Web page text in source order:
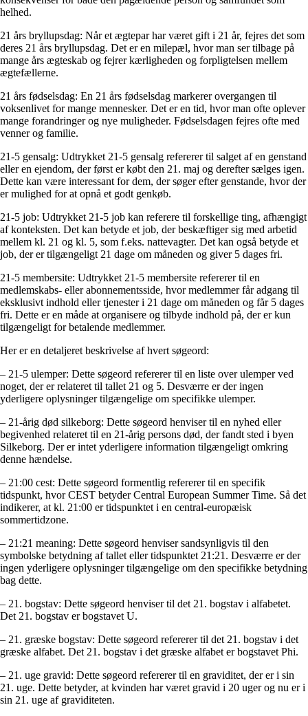
helhed.
21 års bryllupsdag: Når et ægtepar har været gift i 21 år, fejres det som
deres 21 års bryllupsdag. Det er en milepæl, hvor man ser tilbage på
mange års ægteskab og fejrer kærligheden og forpligtelsen mellem
ægtefællerne.
21 års fødselsdag: En 21 års fødselsdag markerer overgangen til
voksenlivet for mange mennesker. Det er en tid, hvor man ofte oplever
mange forandringer og nye muligheder. Fødselsdagen fejres ofte med
venner og familie.
21-5 gensalg: Udtrykket 21-5 gensalg refererer til salget af en genstand
eller en ejendom, der først er købt den 21. maj og derefter sælges igen.
Dette kan være interessant for dem, der søger efter genstande, hvor der
er mulighed for at opnå et godt genkøb.
21-5 job: Udtrykket 21-5 job kan referere til forskellige ting, afhængigt
af konteksten. Det kan betyde et job, der beskæftiger sig med arbetid
mellem kl. 21 og kl. 5, som f.eks. nattevagter. Det kan også betyde et
job, der er tilgængeligt 21 dage om måneden og giver 5 dages fri.
21-5 membersite: Udtrykket 21-5 membersite refererer til en
medlemskabs- eller abonnementsside, hvor medlemmer får adgang til
eksklusivt indhold eller tjenester i 21 dage om måneden og får 5 dages
fri. Dette er en måde at organisere og tilbyde indhold på, der er kun
tilgængeligt for betalende medlemmer.
Her er en detaljeret beskrivelse af hvert søgeord:
– 21-5 ulemper: Dette søgeord refererer til en liste over ulemper ved
noget, der er relateret til tallet 21 og 5. Desværre er der ingen
yderligere oplysninger tilgængelige om specifikke ulemper.
– 21-årig død silkeborg: Dette søgeord henviser til en nyhed eller
begivenhed relateret til en 21-årig persons død, der fandt sted i byen
Silkeborg. Der er intet yderligere information tilgængeligt omkring
denne hændelse.
– 21:00 cest: Dette søgeord formentlig refererer til en specifik
tidspunkt, hvor CEST betyder Central European Summer Time. Så det
indikerer, at kl. 21:00 er tidspunktet i en central-europæisk
sommertidzone.
– 21:21 meaning: Dette søgeord henviser sandsynligvis til den
symbolske betydning af tallet eller tidspunktet 21:21. Desværre er der
ingen yderligere oplysninger tilgængelige om den specifikke betydning
bag dette.
– 21. bogstav: Dette søgeord henviser til det 21. bogstav i alfabetet.
Det 21. bogstav er bogstavet U.
– 21. græske bogstav: Dette søgeord refererer til det 21. bogstav i det
græske alfabet. Det 21. bogstav i det græske alfabet er bogstavet Phi.
– 21. uge gravid: Dette søgeord refererer til en graviditet, der er i sin
21. uge. Dette betyder, at kvinden har været gravid i 20 uger og nu er i
sin 21. uge af graviditeten.